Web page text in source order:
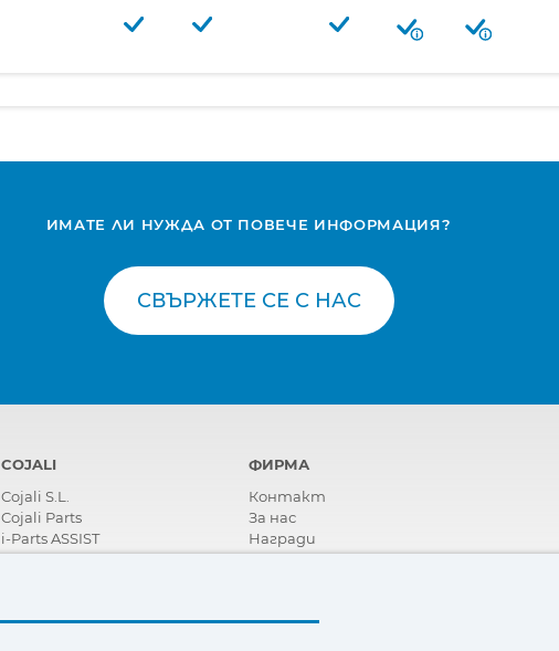
ИМАТЕ ЛИ НУЖДА ОТ ПОВЕЧЕ ИНФОРМАЦИЯ?
СВЪРЖЕТЕ СЕ С НАС
COJALI
Cojali S.L.
Cojali Parts
i-Parts ASSIST
ФИРМА
Контакт
За нас
Награди
Сертификати
Станете дистрибутор